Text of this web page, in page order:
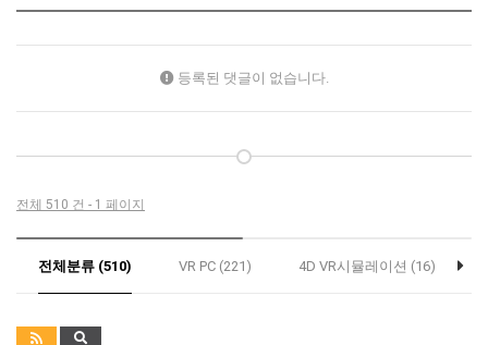
등록된 댓글이 없습니다.
전체 510 건 - 1 페이지
전체분류 (510) VR PC (221) 4D VR시뮬레이션 (16)